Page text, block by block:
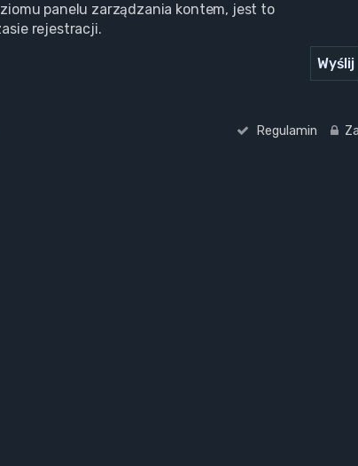
panelu zarządzania kontem, jest to
rejestracji.
Regulamin